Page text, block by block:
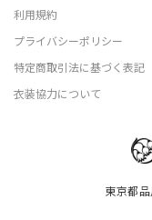
東京都
利用規約
プライバシーポリシー
特定商取引法に基づく表記
衣装協力について